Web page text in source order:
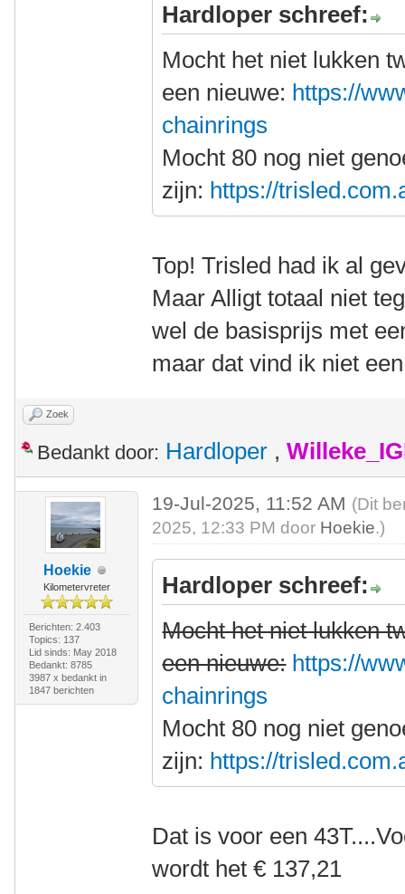
Hardloper schreef:
Mocht het niet lukken
een nieuwe: https://
chainrings
Mocht 80 nog niet
zijn: https://
Top! Trisled had ik al
Maar Alligt totaal niet
wel de basisprijs met
maar dat vind ik niet
Zoek
Bedankt door: Hardloper ,
Hoekie
Kilometervreter
Berichten: 2.403
Topics: 137
Lid sinds: May 2018
Bedankt: 8785
3987 x bedankt in
1847 berichten
19-Jul-2025, 11:52 AM (Dit
2025, 12:33 PM door Hoekie.)
Hardloper schreef:
Mocht het niet lukken
een nieuwe: https://
chainrings
Mocht 80 nog niet
zijn: https://
Dat is voor een
wordt het € 137,21